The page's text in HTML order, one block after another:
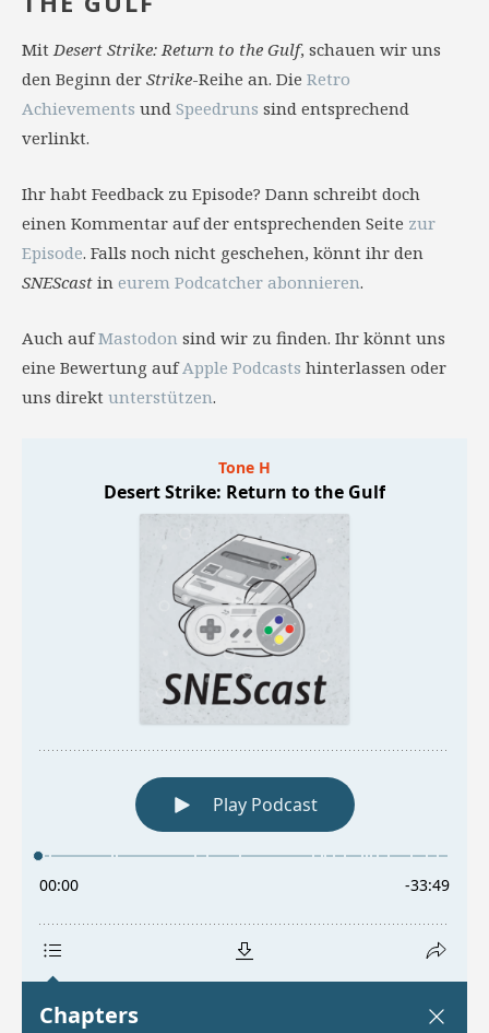
MitDesert Strike: Return to the Gulf, schauen wir uns
den Beginn der Strike-Reihe an. Die Retro
Achievements und Speedruns sind entsprechend
verlinkt.
Ihr habt Feedback zu Episode? Dann schreibt doch
einen Kommentar auf der entsprechenden Seite zur
Episode. Falls noch nicht geschehen, könnt ihr den
SNEScast in eurem Podcatcher abonnieren.
Auch aufMastodon sind wir zu finden. Ihr könnt uns
eine Bewertung aufApple Podcasts hinterlassen oder
uns direkt unterstützen.